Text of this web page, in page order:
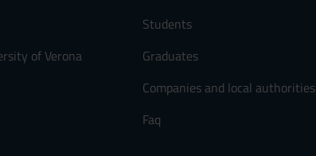
of Verona
Students
Graduates
Companies and local authorities
Faq